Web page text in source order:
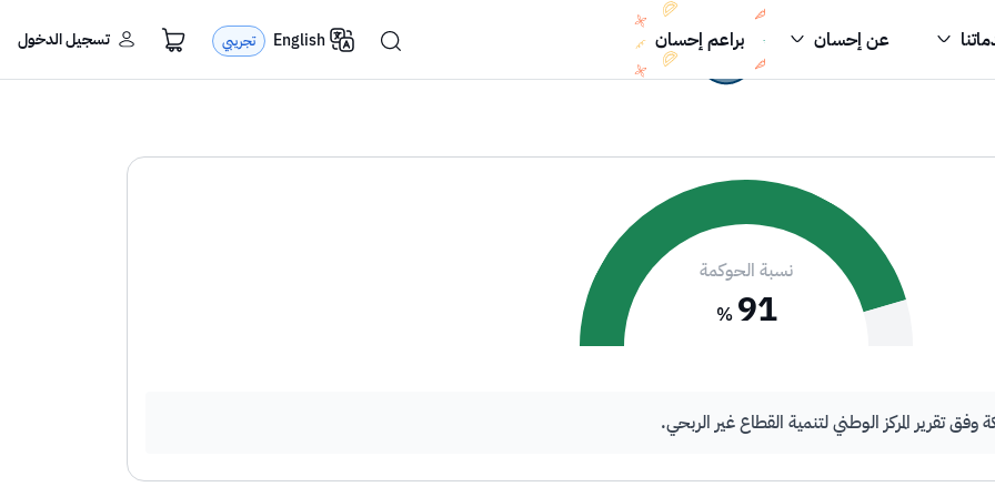
عن إحسان براعم إحسان English تجريبي تسجيل الدخول
نسبة الحوكمة
% 91
تقرير المركز الوطني لتنمية القطاع غير الربحي.